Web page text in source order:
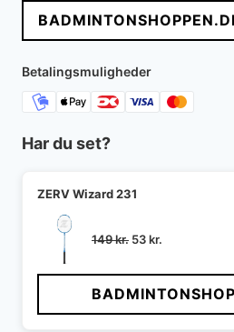
Betalingsmuligheder
Har du set?
ZERV Wizard 231
149kr. Den
pris
var:
149 kr..
53kr.
pris
er:
53 kr..